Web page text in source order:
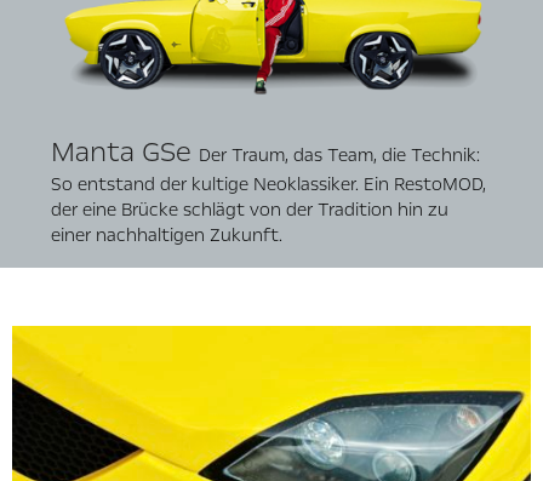
Manta GSe Der Traum, das Team, die Technik:
So entstand der kultige Neoklassiker. Ein RestoMOD,
der eine Brücke schlägt von der Tradition hin zu
einer nachhaltigen Zukunft.